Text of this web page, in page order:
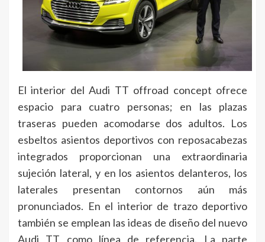
El interior del Audi TT offroad concept ofrece
espacio para cuatro personas; en las plazas
traseras pueden acomodarse dos adultos. Los
esbeltos asientos deportivos con reposacabezas
integrados proporcionan una extraordinaria
sujeción lateral, y en los asientos delanteros, los
laterales presentan contornos aún más
pronunciados. En el interior de trazo deportivo
también se emplean las ideas de diseño del nuevo
Audi TT como línea de referencia. La parte